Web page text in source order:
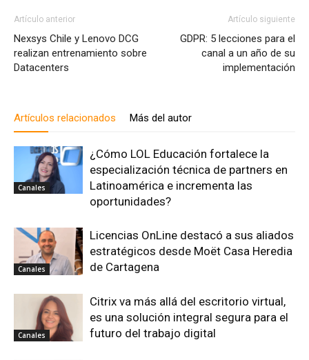
Artículo anterior
Nexsys Chile y Lenovo DCG
realizan entrenamiento sobre
Datacenters
Artículo siguiente
GDPR: 5 lecciones para el
canal a un año de su
implementación
Artículos relacionados Más del autor
Canales
¿Cómo LOL Educación fortalece la
especialización técnica de partners en
Latinoamérica e incrementa las
oportunidades?
Canales
Licencias OnLine destacó a sus aliados
estratégicos desde Moët Casa Heredia
de Cartagena
Canales
Citrix va más allá del escritorio virtual,
es una solución integral segura para el
futuro del trabajo digital